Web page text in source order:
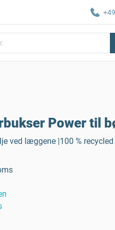
Power til
ved læggene |100 %